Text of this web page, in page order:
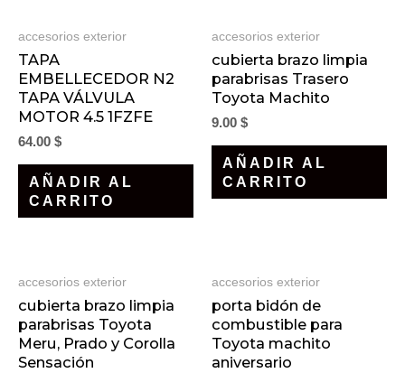
accesorios exterior
TAPA
EMBELLECEDOR N2
TAPA VÁLVULA
MOTOR 4.5 1FZFE
64.00 $
AÑADIR AL
CARRITO
accesorios exterior
cubierta brazo limpia
parabrisas Trasero
Toyota Machito
9.00 $
AÑADIR AL
CARRITO
accesorios exterior
cubierta brazo limpia
parabrisas Toyota
Meru, Prado y Corolla
Sensación
accesorios exterior
porta bidón de
combustible para
Toyota machito
aniversario